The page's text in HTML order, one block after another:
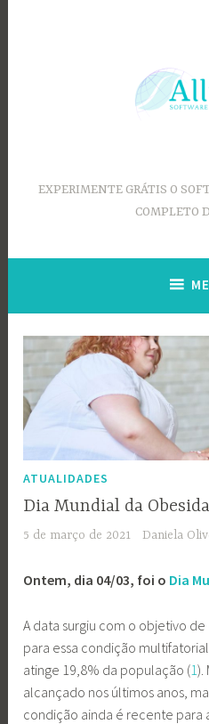
EXPERIMENTE GRÁTIS O
COMPLETO
ATUALIDADES
Dia Mundial da
5 de março de 2021 Daniela
Ontem, dia 04/03, foi o Dia
A data surgiu com o objetivo de
para essa condição
atinge 19,8% da população (1).
alcançado nos últimos anos,
condição ainda é recente para